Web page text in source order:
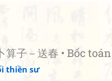
卜算子－送春 • Bốc
thiền sư